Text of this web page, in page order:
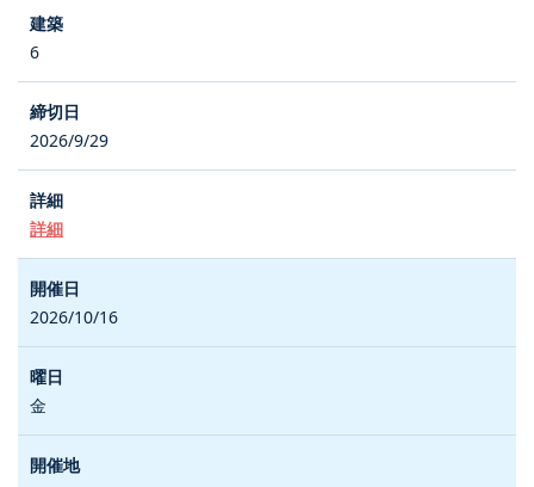
6
2026/9/29
詳細
2026/10/16
金